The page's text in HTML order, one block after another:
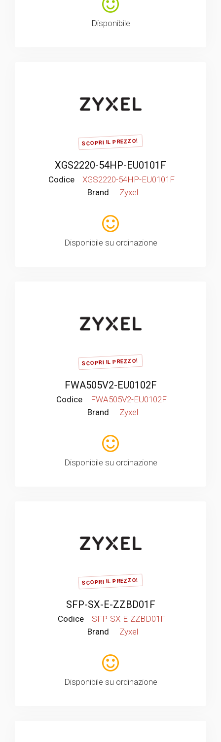
Disponibile
SCOPRI IL PREZZO!
XGS2220-54HP-EU0101F
Codice
XGS2220-54HP-EU0101F
Brand
Zyxel
Disponibile su ordinazione
SCOPRI IL PREZZO!
FWA505V2-EU0102F
Codice
FWA505V2-EU0102F
Brand
Zyxel
Disponibile su ordinazione
SCOPRI IL PREZZO!
SFP-SX-E-ZZBD01F
Codice
SFP-SX-E-ZZBD01F
Brand
Zyxel
Disponibile su ordinazione